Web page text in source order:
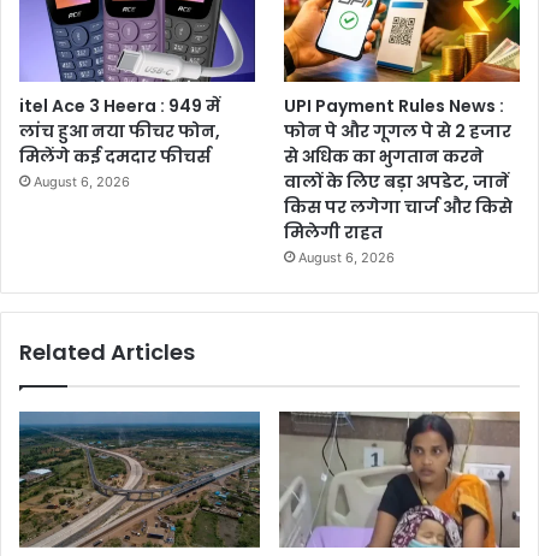
itel Ace 3 Heera : 949 में
लांच हुआ नया फीचर फोन,
मिलेंगे कई दमदार फीचर्स
August 6, 2026
UPI Payment Rules News :
फोन पे और गूगल पे से 2 हजार
से अधिक का भुगतान करने
वालों के लिए बड़ा अपडेट, जानें
किस पर लगेगा चार्ज और किसे
मिलेगी राहत
August 6, 2026
Related Articles